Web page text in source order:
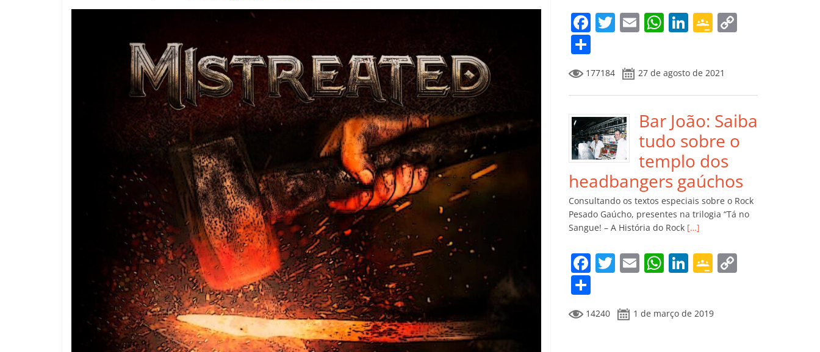
F
e
b
o
o
k
T
itt
er
E
l
W
s
A
p
p
Li
e
dI
n
G
gl
e
Cl
a
ss
ro
o
m
Li
n
k
o
m
p
ar
til
h
ar
177184 27 de agosto de 2021
Bar João: Saiba
tudo sobre o
templo dos
headbangers gaúchos
Consultando os textos especiais sobre o Rock
Pesado Gaúcho, presentes na trilogia “Tá no
Sangue! – A História do Rock […]
F
e
T
itt
er
E
l
W
s
Li
e
G
gl
o
m
14240 1 de março de 2019